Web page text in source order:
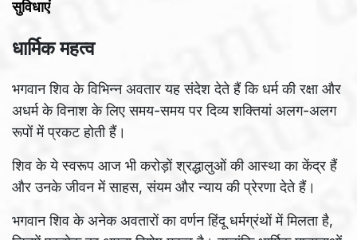
सुविधाएं
धार्मिक महत्व
भगवान शिव के विभिन्न अवतार यह संदेश देते हैं कि धर्म की रक्षा और
अधर्म के विनाश के लिए समय-समय पर दिव्य शक्तियां अलग-अलग
रूपों में प्रकट होती हैं।
शिव के ये स्वरूप आज भी करोड़ों श्रद्धालुओं की आस्था का केंद्र हैं
और उनके जीवन में साहस, संयम और न्याय की प्रेरणा देते हैं।
भगवान शिव के अनेक अवतारों का वर्णन हिंदू धर्मग्रंथों में मिलता है,